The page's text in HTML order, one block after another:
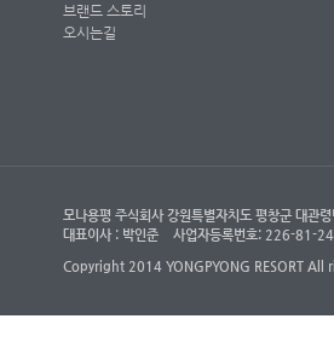
브랜드 스토리
오시는길
모나용평 주식회사 강원특별자치도 평창군
대표이사 : 박인준
사업자등록번호: 226-81-
Copyright 2014 YONGPYONG RESORT All